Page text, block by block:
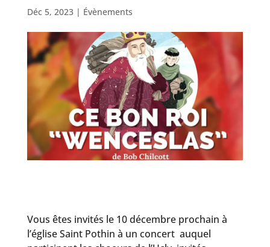
Déc 5, 2023| Évènements
Vous êtes invités le 10 décembre prochain à
l’église Saint Pothin à un concert auquel